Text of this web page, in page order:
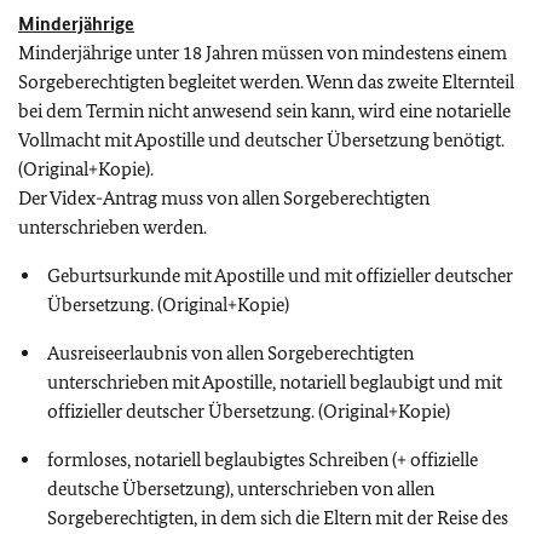
Minderjährige
Minderjährige unter 18 Jahren müssen von mindestens einem
Sorgeberechtigten begleitet werden. Wenn das zweite Elternteil
bei dem Termin nicht anwesend sein kann, wird eine notarielle
Vollmacht mit Apostille und deutscher Übersetzung benötigt.
(Original+Kopie).
Der Videx-Antrag muss von allen Sorgeberechtigten
unterschrieben werden.
Geburtsurkunde mit Apostille und mit offizieller deutscher
Übersetzung. (Original+Kopie)
Ausreiseerlaubnis von allen Sorgeberechtigten
unterschrieben mit Apostille, notariell beglaubigt und mit
offizieller deutscher Übersetzung. (Original+Kopie)
formloses, notariell beglaubigtes Schreiben (+ offizielle
deutsche Übersetzung), unterschrieben von allen
Sorgeberechtigten, in dem sich die Eltern mit der Reise des